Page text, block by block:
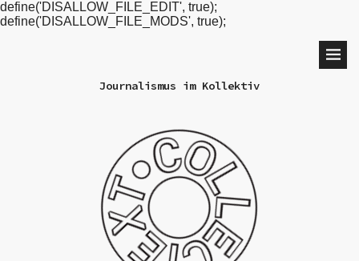
define('DISALLOW_FILE_EDIT', true);
define('DISALLOW_FILE_MODS', true);
Journalismus im Kollektiv